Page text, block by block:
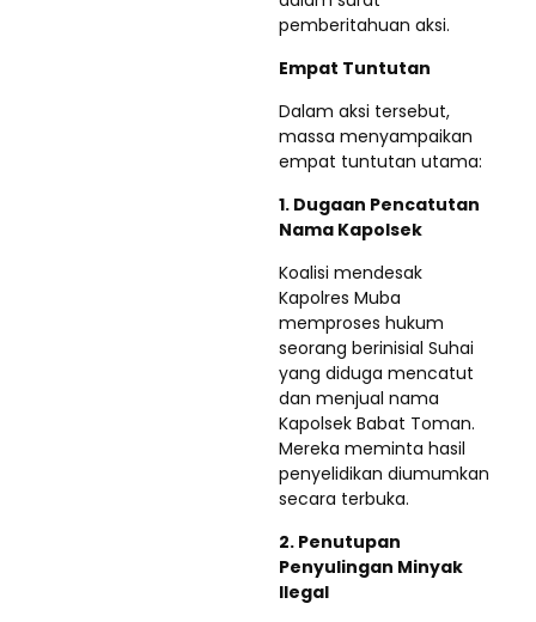
pemberitahuan aksi.
Empat Tuntutan
Dalam aksi tersebut,
massa menyampaikan
empat tuntutan utama:
1. Dugaan Pencatutan
Nama Kapolsek
Koalisi mendesak
Kapolres Muba
memproses hukum
seorang berinisial Suhai
yang diduga mencatut
dan menjual nama
Kapolsek Babat Toman.
Mereka meminta hasil
penyelidikan diumumkan
secara terbuka.
2. Penutupan
Penyulingan Minyak
Ilegal